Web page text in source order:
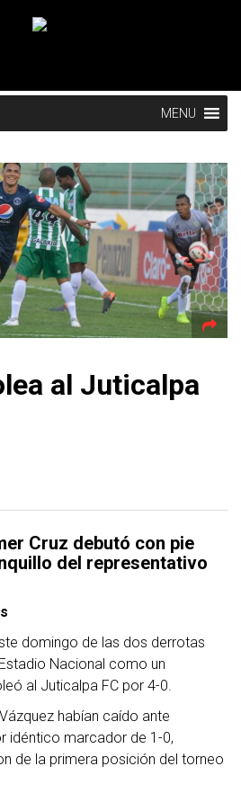
MENU
al Juticalpa
Cruz debutó con pie
del representativo
domingo de las dos derrotas
Nacional como un
al Juticalpa FC por 4-0.
habían caído ante
idéntico marcador de 1-0,
de la primera posición del torneo